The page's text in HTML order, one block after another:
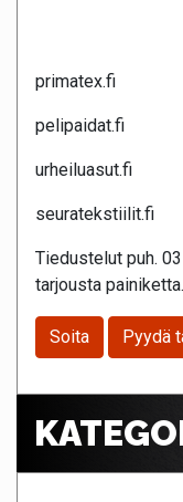
primatex.fi
pelipaidat.fi
urheiluasut.fi
seuratekstiilit.fi
Tiedustelut puh.
tarjousta painiketta.
Soita Pyydä